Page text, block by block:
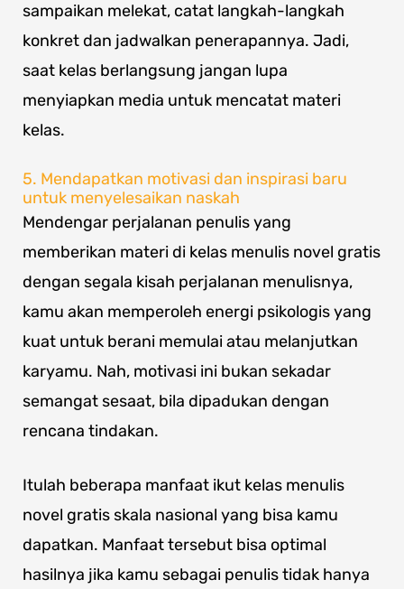
sampaikan melekat, catat langkah-langkah
konkret dan jadwalkan penerapannya. Jadi,
saat kelas berlangsung jangan lupa
menyiapkan media untuk mencatat materi
kelas.
5. Mendapatkan motivasi dan inspirasi baru
untuk menyelesaikan naskah
Mendengar perjalanan penulis yang
memberikan materi di kelas menulis novel gratis
dengan segala kisah perjalanan menulisnya,
kamu akan memperoleh energi psikologis yang
kuat untuk berani memulai atau melanjutkan
karyamu. Nah, motivasi ini bukan sekadar
semangat sesaat, bila dipadukan dengan
rencana tindakan.
Itulah beberapa manfaat ikut kelas menulis
novel gratis skala nasional yang bisa kamu
dapatkan. Manfaat tersebut bisa optimal
hasilnya jika kamu sebagai penulis tidak hanya